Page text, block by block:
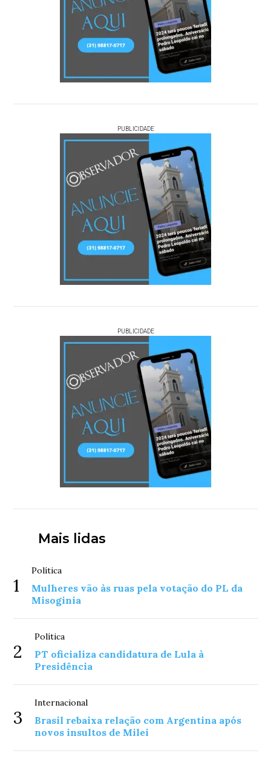
PUBLICIDADE
PUBLICIDADE
Mais lidas
1
Política
Mulheres vão às ruas pela votação do PL da
Misoginia
2
Política
PT oficializa candidatura de Lula à
Presidência
3
Internacional
Brasil rebaixa relação com Argentina após
novos insultos de Milei